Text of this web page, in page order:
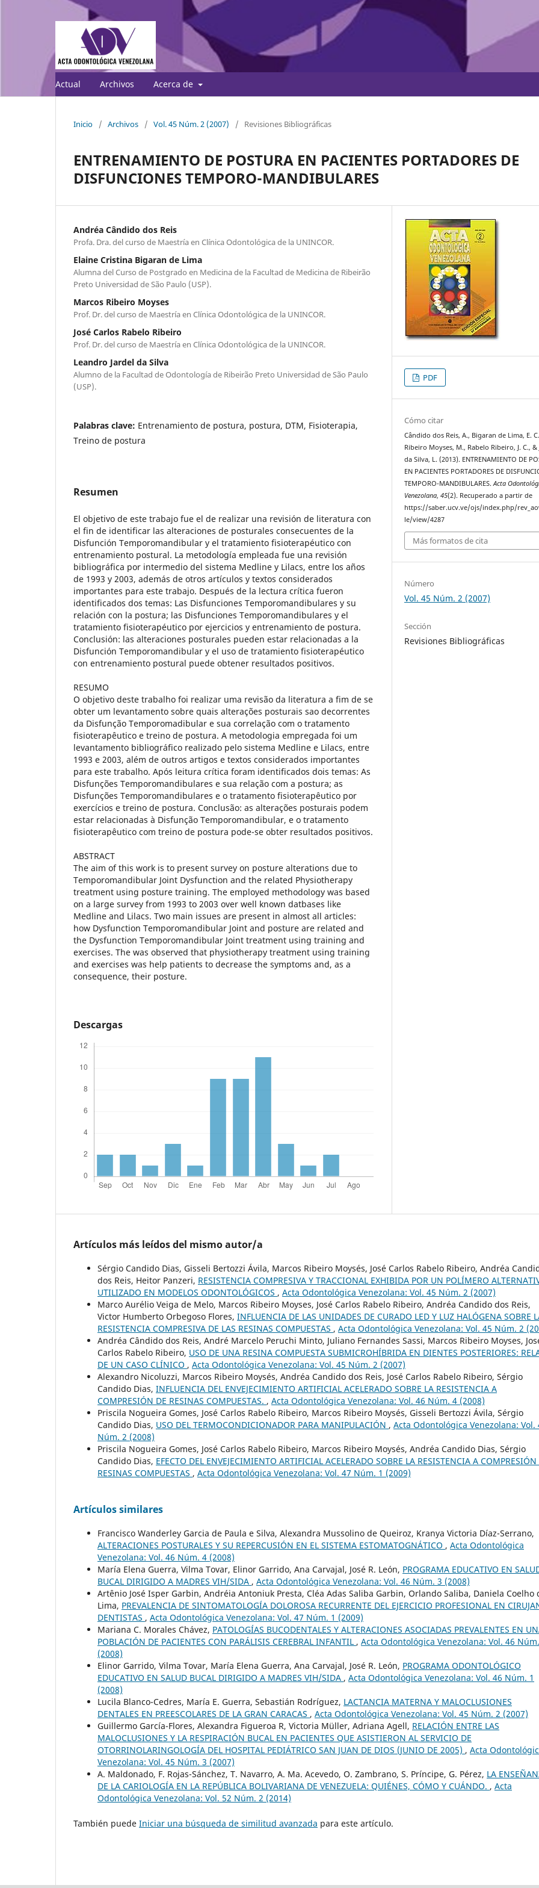
Actual Archivos Acerca de
Inicio / Archivos / Vol. 45 Núm. 2 (2007) / Revisiones Bibliográficas
ENTRENAMIENTO DE POSTURA EN PACIENTES PORTADORES DE
DISFUNCIONES TEMPORO-MANDIBULARES
Andréa Cândido dos Reis
Profa. Dra. del curso de Maestría en Clínica Odontológica de la UNINCOR.
Elaine Cristina Bigaran de Lima
Alumna del Curso de Postgrado en Medicina de la Facultad de Medicina de Ribeirão
Preto Universidad de São Paulo (USP).
Marcos Ribeiro Moyses
Prof. Dr. del curso de Maestría en Clínica Odontológica de la UNINCOR.
José Carlos Rabelo Ribeiro
Prof. Dr. del curso de Maestría en Clínica Odontológica de la UNINCOR.
Leandro Jardel da Silva
Alumno de la Facultad de Odontología de Ribeirão Preto Universidad de São Paulo
(USP).
Palabras clave: Entrenamiento de postura, postura, DTM, Fisioterapia,
Treino de postura
Resumen
El objetivo de este trabajo fue el de realizar una revisión de literatura con
el fin de identificar las alteraciones de posturales consecuentes de la
Disfunción Temporomandibular y el tratamiento fisioterapéutico con
entrenamiento postural. La metodología empleada fue una revisión
bibliográfica por intermedio del sistema Medline y Lilacs, entre los años
de 1993 y 2003, además de otros artículos y textos considerados
importantes para este trabajo. Después de la lectura crítica fueron
identificados dos temas: Las Disfunciones Temporomandibulares y su
relación con la postura; las Disfunciones Temporomandibulares y el
tratamiento fisioterapéutico por ejercicios y entrenamiento de postura.
Conclusión: las alteraciones posturales pueden estar relacionadas a la
Disfunción Temporomandibular y el uso de tratamiento fisioterapéutico
con entrenamiento postural puede obtener resultados positivos.
RESUMO
O objetivo deste trabalho foi realizar uma revisão da literatura a fim de se
obter um levantamento sobre quais alterações posturais sao decorrentes
da Disfunção Temporomadibular e sua correlação com o tratamento
fisioterapêutico e treino de postura. A metodologia empregada foi um
levantamento bibliográfico realizado pelo sistema Medline e Lilacs, entre
1993 e 2003, além de outros artigos e textos considerados importantes
para este trabalho. Após leitura crítica foram identificados dois temas: As
Disfunções Temporomandibulares e sua relação com a postura; as
Disfunções Temporomandibulares e o tratamento fisioterapêutico por
exercícios e treino de postura. Conclusão: as alterações posturais podem
estar relacionadas à Disfunção Temporomandibular, e o tratamento
fisioterapêutico com treino de postura pode-se obter resultados positivos.
ABSTRACT
The aim of this work is to present survey on posture alterations due to
Temporomandibular Joint Dysfunction and the related Physiotherapy
treatment using posture training. The employed methodology was based
on a large survey from 1993 to 2003 over well known datbases like
Medline and Lilacs. Two main issues are present in almost all articles:
how Dysfunction Temporomandibular Joint and posture are related and
the Dysfunction Temporomandibular Joint treatment using training and
exercises. The was observed that physiotherapy treatment using training
and exercises was help patients to decrease the symptoms and, as a
consequence, their posture.
Descargas
PDF
Cómo citar
Cândido dos Reis, A., Bigaran de Lima, E.
Ribeiro Moyses, M., Rabelo Ribeiro, J. C., &
da Silva, L. (2013). ENTRENAMIENTO DE
EN PACIENTES PORTADORES DE
TEMPORO-MANDIBULARES.Acta
Venezolana,45(2). Recuperado a partir de
https://saber.ucv.ve/ojs/index.php/
le/view/4287
Más formatos de cita
Número
Vol. 45 Núm. 2 (2007)
Sección
Revisiones Bibliográficas
Artículos más leídos del mismo autor/a
Sérgio Candido Dias, Gisseli Bertozzi Ávila, Marcos Ribeiro Moysés, José Carlos Rabelo Ribeiro, Andréa
dos Reis, Heitor Panzeri, RESISTENCIA COMPRESIVA Y TRACCIONAL EXHIBIDA POR UN POLÍMERO
UTILIZADO EN MODELOS ODONTOLÓGICOS , Acta Odontológica Venezolana: Vol. 45 Núm. 2 (2007)
Marco Aurélio Veiga de Melo, Marcos Ribeiro Moyses, José Carlos Rabelo Ribeiro, Andréa Candido dos Reis,
Victor Humberto Orbegoso Flores, INFLUENCIA DE LAS UNIDADES DE CURADO LED Y LUZ HALÓGENA SOBRE
RESISTENCIA COMPRESIVA DE LAS RESINAS COMPUESTAS , Acta Odontológica Venezolana: Vol. 45 Núm. 2
Andréa Cândido dos Reis, André Marcelo Peruchi Minto, Juliano Fernandes Sassi, Marcos Ribeiro Moyses,
Carlos Rabelo Ribeiro, USO DE UNA RESINA COMPUESTA SUBMICROHÍBRIDA EN DIENTES POSTERIORES:
DE UN CASO CLÍNICO , Acta Odontológica Venezolana: Vol. 45 Núm. 2 (2007)
Alexandro Nicoluzzi, Marcos Ribeiro Moysés, Andréa Candido dos Reis, José Carlos Rabelo Ribeiro, Sérgio
Candido Dias, INFLUENCIA DEL ENVEJECIMIENTO ARTIFICIAL ACELERADO SOBRE LA RESISTENCIA A
COMPRESIÓN DE RESINAS COMPUESTAS. , Acta Odontológica Venezolana: Vol. 46 Núm. 4 (2008)
Priscila Nogueira Gomes, José Carlos Rabelo Ribeiro, Marcos Ribeiro Moysés, Gisseli Bertozzi Ávila, Sérgio
Candido Dias, USO DEL TERMOCONDICIONADOR PARA MANIPULACIÓN , Acta Odontológica Venezolana: Vol.
Núm. 2 (2008)
Priscila Nogueira Gomes, José Carlos Rabelo Ribeiro, Marcos Ribeiro Moysés, Andréa Candido Dias, Sérgio
Candido Dias, EFECTO DEL ENVEJECIMIENTO ARTIFICIAL ACELERADO SOBRE LA RESISTENCIA A COMPRESIÓN
RESINAS COMPUESTAS , Acta Odontológica Venezolana: Vol. 47 Núm. 1 (2009)
Artículos similares
Francisco Wanderley Garcia de Paula e Silva, Alexandra Mussolino de Queiroz, Kranya Victoria Díaz-Serrano,
ALTERACIONES POSTURALES Y SU REPERCUSIÓN EN EL SISTEMA ESTOMATOGNÁTICO , Acta Odontológica
Venezolana: Vol. 46 Núm. 4 (2008)
María Elena Guerra, Vilma Tovar, Elinor Garrido, Ana Carvajal, José R. León, PROGRAMA EDUCATIVO EN
BUCAL DIRIGIDO A MADRES VIH/SIDA , Acta Odontológica Venezolana: Vol. 46 Núm. 3 (2008)
Artênio José Isper Garbin, Andréia Antoniuk Presta, Cléa Adas Saliba Garbin, Orlando Saliba, Daniela Coelho
Lima, PREVALENCIA DE SINTOMATOLOGÍA DOLOROSA RECURRENTE DEL EJERCICIO PROFESIONAL EN
DENTISTAS , Acta Odontológica Venezolana: Vol. 47 Núm. 1 (2009)
Mariana C. Morales Chávez, PATOLOGÍAS BUCODENTALES Y ALTERACIONES ASOCIADAS PREVALENTES EN
POBLACIÓN DE PACIENTES CON PARÁLISIS CEREBRAL INFANTIL , Acta Odontológica Venezolana: Vol. 46
(2008)
Elinor Garrido, Vilma Tovar, María Elena Guerra, Ana Carvajal, José R. León, PROGRAMA ODONTOLÓGICO
EDUCATIVO EN SALUD BUCAL DIRIGIDO A MADRES VIH/SIDA , Acta Odontológica Venezolana: Vol. 46 Núm. 1
(2008)
Lucila Blanco-Cedres, María E. Guerra, Sebastián Rodríguez, LACTANCIA MATERNA Y MALOCLUSIONES
DENTALES EN PREESCOLARES DE LA GRAN CARACAS , Acta Odontológica Venezolana: Vol. 45 Núm. 2 (2007)
Guillermo García-Flores, Alexandra Figueroa R, Victoria Müller, Adriana Agell, RELACIÓN ENTRE LAS
MALOCLUSIONES Y LA RESPIRACIÓN BUCAL EN PACIENTES QUE ASISTIERON AL SERVICIO DE
OTORRINOLARINGOLOGÍA DEL HOSPITAL PEDIÁTRICO SAN JUAN DE DIOS (JUNIO DE 2005) , Acta
Venezolana: Vol. 45 Núm. 3 (2007)
A. Maldonado, F. Rojas-Sánchez, T. Navarro, A. Ma. Acevedo, O. Zambrano, S. Príncipe, G. Pérez, LA
DE LA CARIOLOGÍA EN LA REPÚBLICA BOLIVARIANA DE VENEZUELA: QUIÉNES, CÓMO Y CUÁNDO. , Acta
Odontológica Venezolana: Vol. 52 Núm. 2 (2014)
También puede Iniciar una búsqueda de similitud avanzada para este artículo.